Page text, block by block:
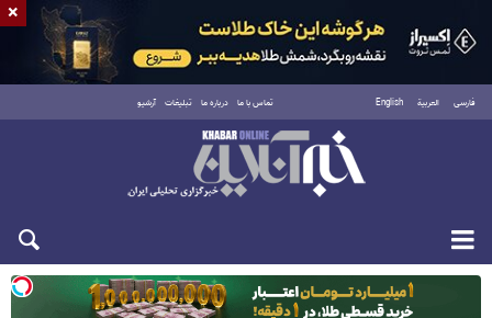
فارسی العربية English تماس با ما درباره ما تبلیغات آرشیو
دوشنبه ۱۹ مرداد ۱۴۰۵
×